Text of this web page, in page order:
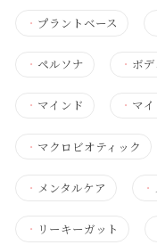
・ プラントベース
・ ペルソナ ・ ボ
・ マインド ・ マ
・ マクロビオティック
・ メンタルケア ・
・ リーキーガット